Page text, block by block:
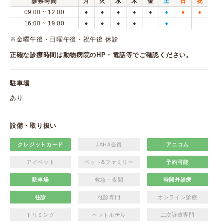
09:00 ~ 12:00
● ● ● ● ● ● ● ●
16:00 ~ 19:00 ● ● ● ● ●
※金曜午後・日曜午後・祝午後 休診
正確な診療時間は動物病院のHP・電話等でご確認ください。
駐車場
あり
設備・取り扱い
クレジットカード JAHA会員 アニコム
アイペット ペット&ファミリー 予約可能
駐車場 救急・夜間 時間外診療
往診 往診専門 オンライン診療
トリミング ペットホテル 二次診療専門